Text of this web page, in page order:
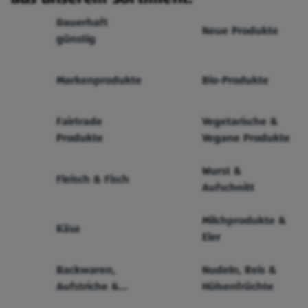
Dauerhaft
günstig
Neue Produkte
Markenprodukte Bio-Produkte
Fairtrade
Produkte
Vegetarische &
Vegane Produkte
Fleisch & Fisch
Wurst &
Aufschnitt
Käse
Milchprodukte &
Eier
Backwaren,
Aufstriche &
Nudeln, Reis &
Hülsenfrüchte